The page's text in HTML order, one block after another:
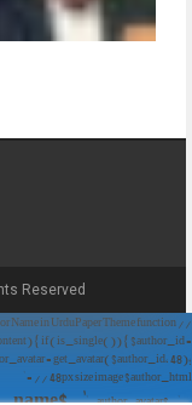
Reserved.
Name in UrduPaper Theme function
{ if (is_single()) { $author_id =
= get_avatar($author_id, 48);
// 48px size image $author_html = '
' . $author_avatar . '
' . $author_name . '